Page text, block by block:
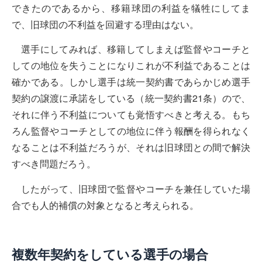
できたのであるから、移籍球団の利益を犠牲にしてま
で、旧球団の不利益を回避する理由はない。
選手にしてみれば、移籍してしまえば監督やコーチと
しての地位を失うことになりこれが不利益であることは
確かである。しかし選手は統一契約書であらかじめ選手
契約の譲渡に承諾をしている（統一契約書21条）ので、
それに伴う不利益についても覚悟すべきと考える。もち
ろん監督やコーチとしての地位に伴う報酬を得られなく
なることは不利益だろうが、それは旧球団との間で解決
すべき問題だろう。
したがって、旧球団で監督やコーチを兼任していた場
合でも人的補償の対象となると考えられる。
複数年契約をしている選手の場合